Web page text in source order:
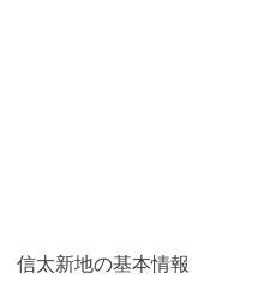
信太新地の基本情報